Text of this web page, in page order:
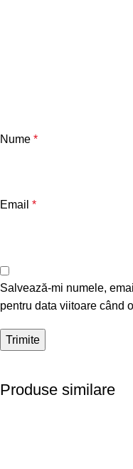
Nume *
Email *
Salvează-mi numele,
pentru data viitoare când
Produse similare